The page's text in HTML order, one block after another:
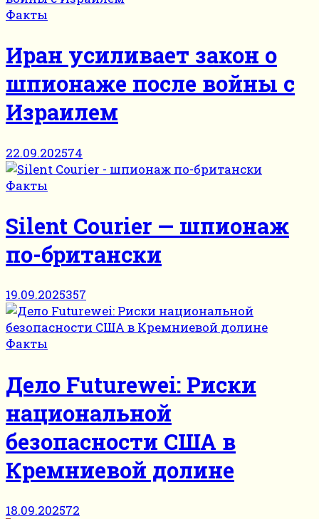
Факты
Иран усиливает закон о
шпионаже после войны с
Израилем
22.09.202574
Факты
Silent Courier — шпионаж
по-британски
19.09.2025357
Факты
Дело Futurewei: Риски
национальной
безопасности США в
Кремниевой долине
18.09.202572